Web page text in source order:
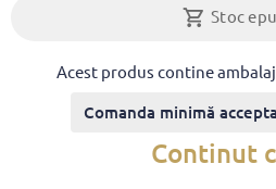
Stoc
Acest produs contine
Comanda minimă
Continut